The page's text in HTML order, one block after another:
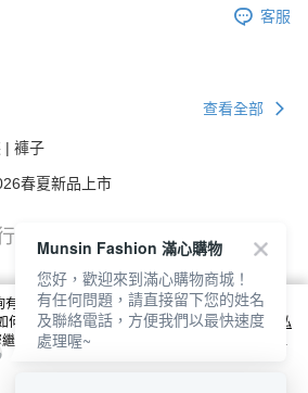
客服
查看全部
| 褲子
春夏新品上市
關本網站使用 cookie 方式之詳情，及若您不希
何變更電腦的 cookie 設定，請參閱本網站「
隱私
續使用本網站即表示您同意本公司得按本網站使
。
Munsin Fashion 滿心購物
您好，歡迎來到滿心購物商城！
有任何問題，請直接留下您的姓名
及聯絡電話，方便我們以最快速度
處理喔~